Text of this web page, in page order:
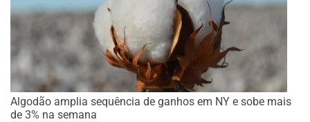
Algodão amplia sequência de ganhos em NY e sobe mais
de 3% na semana